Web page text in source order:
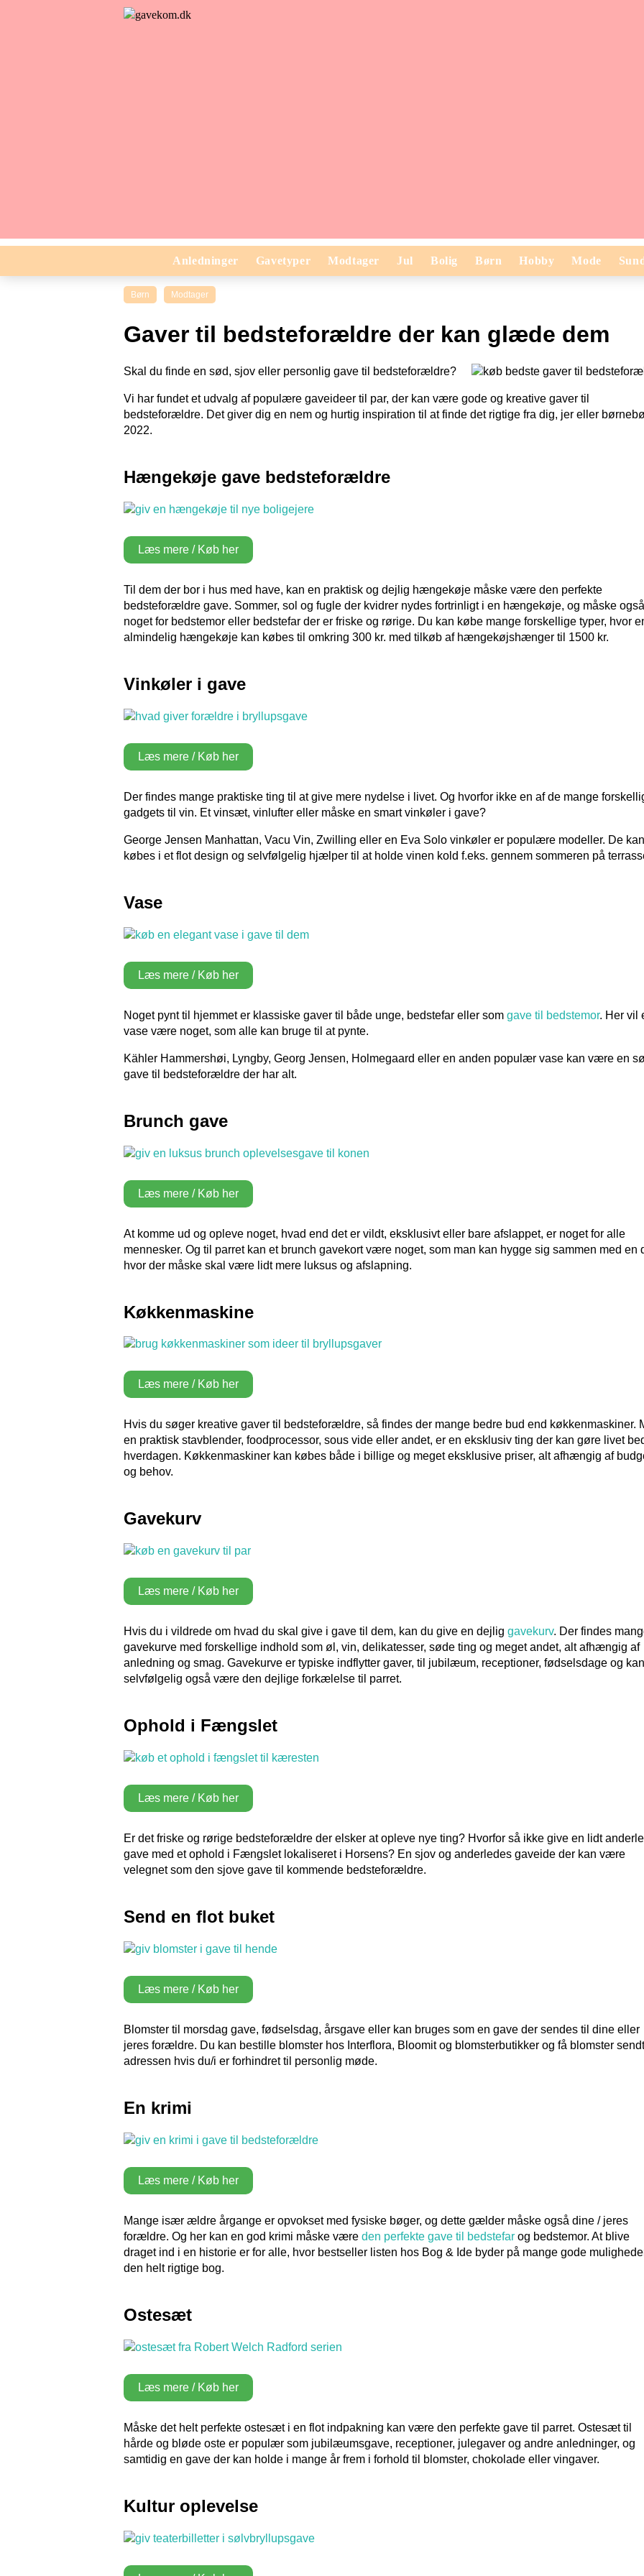
Anledninger Gavetyper Modtager Jul Bolig Børn Hobby Mode
Børn Modtager
Gaver til bedsteforældre der kan glæde dem
Skal du finde en sød, sjov eller personlig gave til bedsteforældre?
Vi har fundet et udvalg af populære gaveideer til par, der kan være gode og kreative gaver til
bedsteforældre. Det giver dig en nem og hurtig inspiration til at finde det rigtige fra dig, jer eller
2022.
Hængekøje gave bedsteforældre
Læs mere / Køb her
Til dem der bor i hus med have, kan en praktisk og dejlig hængekøje måske være den perfekte
bedsteforældre gave. Sommer, sol og fugle der kvidrer nydes fortrinligt i en hængekøje, og måske også
noget for bedstemor eller bedstefar der er friske og rørige. Du kan købe mange forskellige typer, hvor
almindelig hængekøje kan købes til omkring 300 kr. med tilkøb af hængekøjshænger til 1500 kr.
Vinkøler i gave
Læs mere / Køb her
Der findes mange praktiske ting til at give mere nydelse i livet. Og hvorfor ikke en af de mange
gadgets til vin. Et vinsæt, vinlufter eller måske en smart vinkøler i gave?
George Jensen Manhattan, Vacu Vin, Zwilling eller en Eva Solo vinkøler er populære modeller. De kan
købes i et flot design og selvfølgelig hjælper til at holde vinen kold f.eks. gennem sommeren på
Vase
Læs mere / Køb her
Noget pynt til hjemmet er klassiske gaver til både unge, bedstefar eller som gave til bedstemor. Her vil
vase være noget, som alle kan bruge til at pynte.
Kähler Hammershøi, Lyngby, Georg Jensen, Holmegaard eller en anden populær vase kan være en
gave til bedsteforældre der har alt.
Brunch gave
Læs mere / Køb her
At komme ud og opleve noget, hvad end det er vildt, eksklusivt eller bare afslappet, er noget for alle
mennesker. Og til parret kan et brunch gavekort være noget, som man kan hygge sig sammen med en
hvor der måske skal være lidt mere luksus og afslapning.
Køkkenmaskine
Læs mere / Køb her
Hvis du søger kreative gaver til bedsteforældre, så findes der mange bedre bud end køkkenmaskiner.
en praktisk stavblender, foodprocessor, sous vide eller andet, er en eksklusiv ting der kan gøre livet
hverdagen. Køkkenmaskiner kan købes både i billige og meget eksklusive priser, alt afhængig af
og behov.
Gavekurv
Læs mere / Køb her
Hvis du i vildrede om hvad du skal give i gave til dem, kan du give en dejlig gavekurv. Der findes
gavekurve med forskellige indhold som øl, vin, delikatesser, søde ting og meget andet, alt afhængig af
anledning og smag. Gavekurve er typiske indflytter gaver, til jubilæum, receptioner, fødselsdage og kan
selvfølgelig også være den dejlige forkælelse til parret.
Ophold i Fængslet
Læs mere / Køb her
Er det friske og rørige bedsteforældre der elsker at opleve nye ting? Hvorfor så ikke give en lidt
gave med et ophold i Fængslet lokaliseret i Horsens? En sjov og anderledes gaveide der kan være
velegnet som den sjove gave til kommende bedsteforældre.
Send en flot buket
Læs mere / Køb her
Blomster til morsdag gave, fødselsdag, årsgave eller kan bruges som en gave der sendes til dine eller
jeres forældre. Du kan bestille blomster hos Interflora, Bloomit og blomsterbutikker og få blomster sendt
adressen hvis du/i er forhindret til personlig møde.
En krimi
Læs mere / Køb her
Mange især ældre årgange er opvokset med fysiske bøger, og dette gælder måske også dine / jeres
forældre. Og her kan en god krimi måske være den perfekte gave til bedstefar og bedstemor. At blive
draget ind i en historie er for alle, hvor bestseller listen hos Bog & Ide byder på mange gode
den helt rigtige bog.
Ostesæt
Læs mere / Køb her
Måske det helt perfekte ostesæt i en flot indpakning kan være den perfekte gave til parret. Ostesæt til
hårde og bløde oste er populær som jubilæumsgave, receptioner, julegaver og andre anledninger, og
samtidig en gave der kan holde i mange år frem i forhold til blomster, chokolade eller vingaver.
Kultur oplevelse